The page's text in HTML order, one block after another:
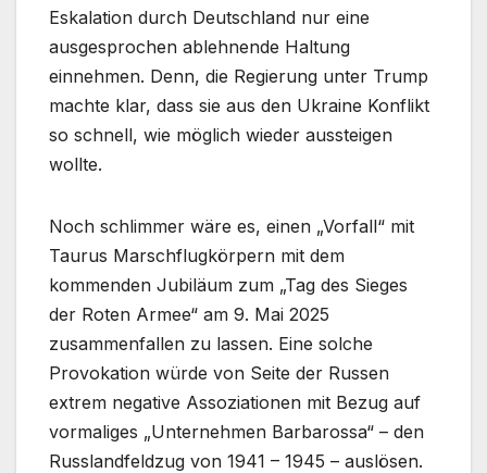
Eskalation durch Deutschland nur eine
ausgesprochen ablehnende Haltung
einnehmen. Denn, die Regierung unter Trump
machte klar, dass sie aus den Ukraine Konflikt
so schnell, wie möglich wieder aussteigen
wollte.
Noch schlimmer wäre es, einen „Vorfall“ mit
Taurus Marschflugkörpern mit dem
kommenden Jubiläum zum „Tag des Sieges
der Roten Armee“ am 9. Mai 2025
zusammenfallen zu lassen. Eine solche
Provokation würde von Seite der Russen
extrem negative Assoziationen mit Bezug auf
vormaliges „Unternehmen Barbarossa“ – den
Russlandfeldzug von 1941 – 1945 – auslösen.